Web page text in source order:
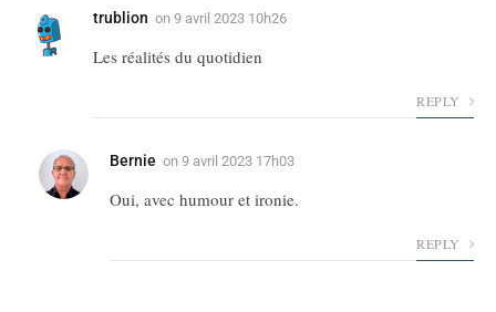
trublion on 9 avril 2023 10h26
Les réalités du quotidien
REPLY
Bernie on 9 avril 2023 17h03
Oui, avec humour et ironie.
REPLY